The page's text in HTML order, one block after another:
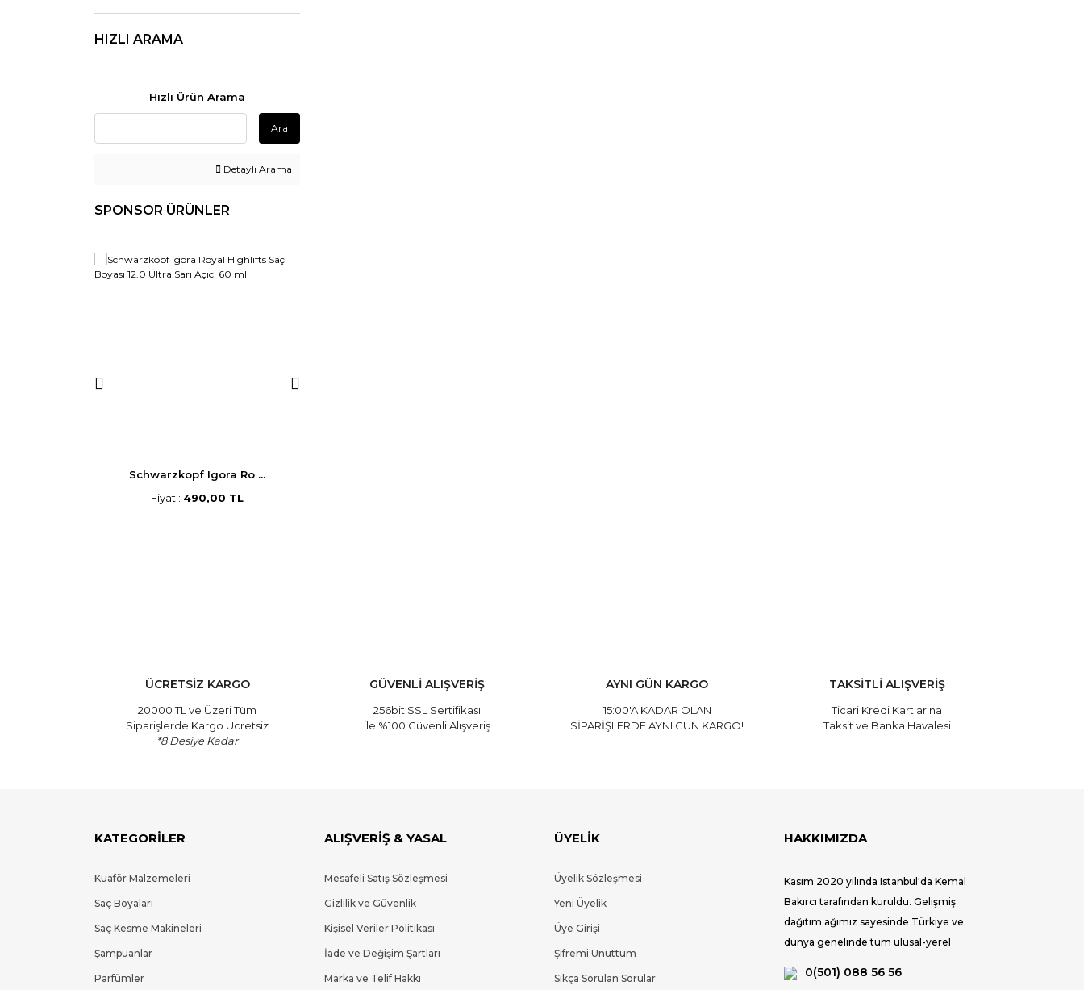
HIZLI ARAMA
Hızlı Ürün Arama
Ara
Detaylı Arama
SPONSOR ÜRÜNLER
Schwarzkopf Igora Ro ...
Fiyat : 490,00 TL
ÜCRETSİZ KARGO
20000 TL ve Üzeri Tüm
Siparişlerde Kargo Ücretsiz
*8 Desiye Kadar
GÜVENLİ ALIŞVERİŞ
256bit SSL Sertifikası
ile %100 Güvenli Alışveriş
AYNI GÜN KARGO
15:00'A KADAR OLAN
SİPARİŞLERDE AYNI GÜN KARGO!
TAKSİTLİ ALIŞVERİŞ
Ticari Kredi Kartlarına
Taksit ve Banka Havalesi
KATEGORİLER
Kuaför Malzemeleri
Saç Boyaları
Saç Kesme Makineleri
Şampuanlar
Parfümler
ALIŞVERİŞ & YASAL
Mesafeli Satış Sözleşmesi
Gizlilik ve Güvenlik
Kişisel Veriler Politikası
İade ve Değişim Şartları
Marka ve Telif Hakkı
ÜYELİK
Üyelik Sözleşmesi
Yeni Üyelik
Üye Girişi
Şifremi Unuttum
Sıkça Sorulan Sorular
HAKKIMIZDA
Kasım 2020 yılında Istanbul'da Kemal
Bakırcı tarafından kuruldu. Gelişmiş
dağıtım ağımız sayesinde Türkiye ve
dünya genelinde tüm ulusal-yerel
tüketiciye ulaşıyoruz.
0(501) 088 56 56